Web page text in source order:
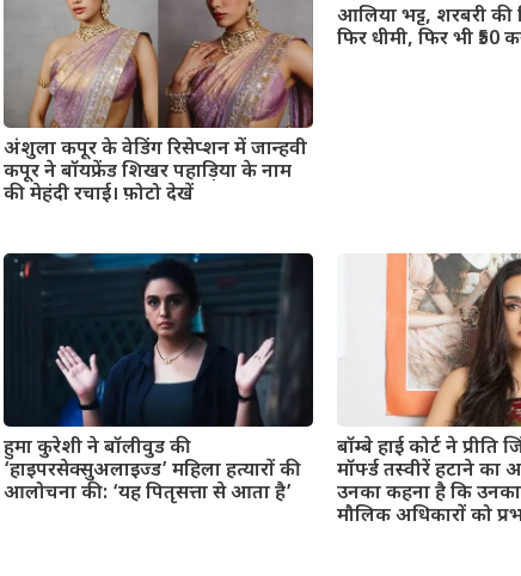
अंशुला कपूर के वेडिंग रिसेप्शन में जान्हवी
कपूर ने बॉयफ्रेंड शिखर पहाड़िया के नाम
की मेहंदी रचाई। फ़ोटो देखें
आलिया भट्ट, शरबरी की
फिर धीमी, फिर भी ₹50
हुमा कुरेशी ने बॉलीवुड की
‘हाइपरसेक्सुअलाइज्ड’ महिला हत्यारों की
आलोचना की: ‘यह पितृसत्ता से आता है’
बॉम्बे हाई कोर्ट ने
मॉर्फ्ड तस्वीरें हटाने का
उनका कहना है कि
मौलिक अधिकारों को